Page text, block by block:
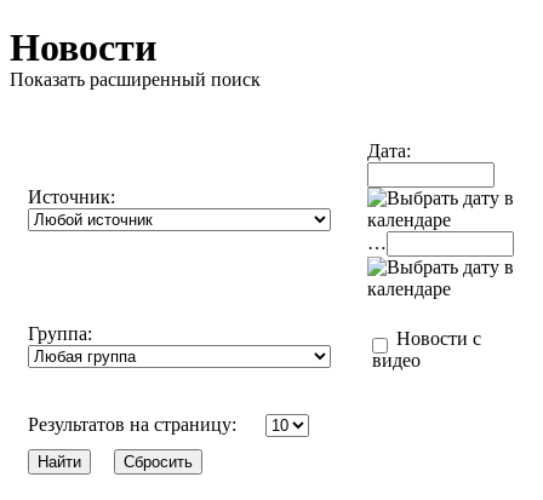
Новости
Показать расширенный поиск
Источник:
Дата:
…
Группа:
Новости с
видео
Результатов на страницу: